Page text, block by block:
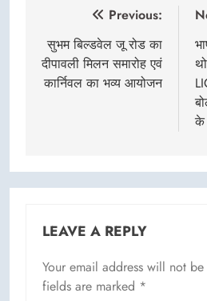
navigation
Previous:
सुभम बिल्डवेल जू रोड का
दीपावली मिलन समारोह एवं
कार्निवल का भव्य आयोजन
के
LEAVE A REPLY
Your email address will not
fields are marked *